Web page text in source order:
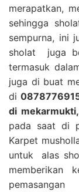
merapatkan,
sehingga
sempurna, ini
sholat juga
termasuk
juga di buat
di
di
pada saat di
Karpet
untuk alas
memberikan